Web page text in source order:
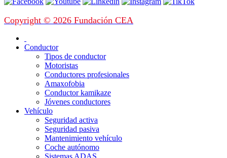
Copyright © 2026 Fundación CEA
Conductor
Tipos de conductor
Motoristas
Conductores profesionales
Amaxofobia
Conductor kamikaze
Jóvenes conductores
Vehículo
Seguridad activa
Seguridad pasiva
Mantenimiento vehículo
Coche autónomo
Sistemas ADAS